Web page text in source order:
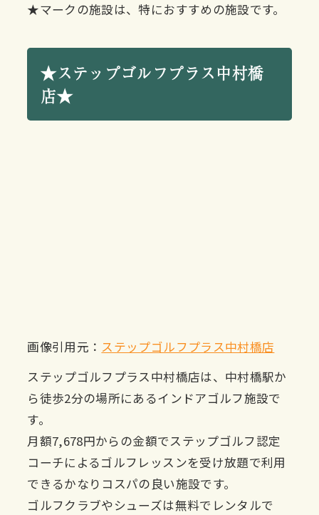
★マークの施設は、特におすすめの施設です。
★ステップゴルフプラス中村橋
店★
画像引用元： ステップゴルフプラス中村橋店
ステップゴルフプラス中村橋店は、中村橋駅か
ら徒歩2分の場所にあるインドアゴルフ施設で
す。
月額7,678円からの金額でステップゴルフ認定
コーチによるゴルフレッスンを受け放題で利用
できるかなりコスパの良い施設です。
ゴルフクラブやシューズは無料でレンタルで